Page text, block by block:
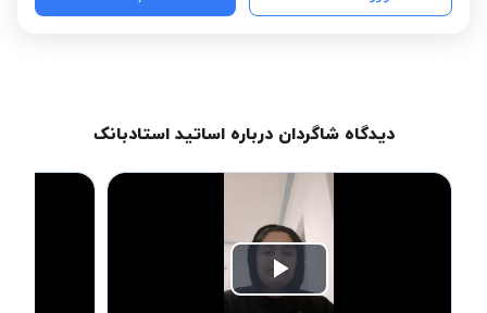
دیدگاه شاگردان درباره اساتید استادبانک
Play